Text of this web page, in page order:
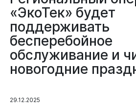
«ЭкоТек» будет
поддерживать
бесперебойное
обслуживание и
новогодние
29.12.2025